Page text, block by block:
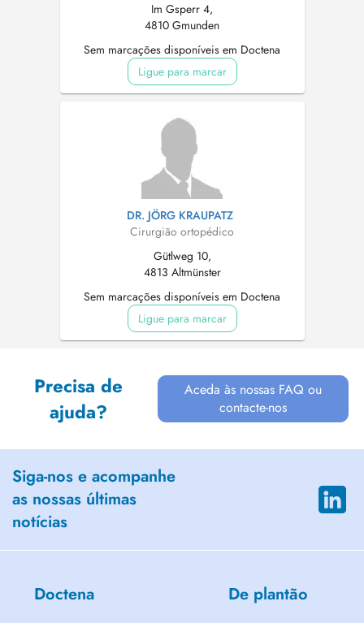
Im Gsperr 4,
4810 Gmunden
Sem marcações disponíveis em Doctena
Ligue para marcar
DR. JÖRG KRAUPATZ
Cirurgião ortopédico
Gütlweg 10,
4813 Altmünster
Sem marcações disponíveis em Doctena
Ligue para marcar
Precisa de
ajuda?
Aceda às nossas FAQ ou
contacte-nos
Siga-nos e acompanhe
as nossas últimas
notícias
Doctena De plantão